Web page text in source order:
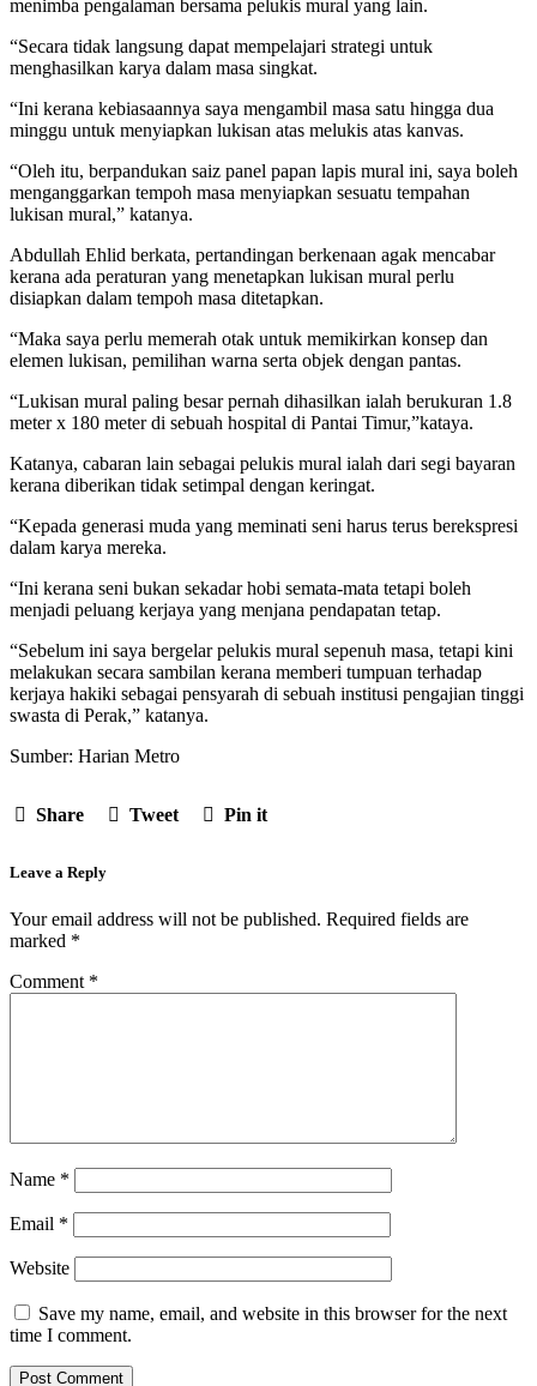
menimba pengalaman bersama pelukis mural yang lain.
“Secara tidak langsung dapat mempelajari strategi untuk
menghasilkan karya dalam masa singkat.
“Ini kerana kebiasaannya saya mengambil masa satu hingga dua
minggu untuk menyiapkan lukisan atas melukis atas kanvas.
“Oleh itu, berpandukan saiz panel papan lapis mural ini, saya boleh
menganggarkan tempoh masa menyiapkan sesuatu tempahan
lukisan mural,” katanya.
Abdullah Ehlid berkata, pertandingan berkenaan agak mencabar
kerana ada peraturan yang menetapkan lukisan mural perlu
disiapkan dalam tempoh masa ditetapkan.
“Maka saya perlu memerah otak untuk memikirkan konsep dan
elemen lukisan, pemilihan warna serta objek dengan pantas.
“Lukisan mural paling besar pernah dihasilkan ialah berukuran 1.8
meter x 180 meter di sebuah hospital di Pantai Timur,”kataya.
Katanya, cabaran lain sebagai pelukis mural ialah dari segi bayaran
kerana diberikan tidak setimpal dengan keringat.
“Kepada generasi muda yang meminati seni harus terus berekspresi
dalam karya mereka.
“Ini kerana seni bukan sekadar hobi semata-mata tetapi boleh
menjadi peluang kerjaya yang menjana pendapatan tetap.
“Sebelum ini saya bergelar pelukis mural sepenuh masa, tetapi kini
melakukan secara sambilan kerana memberi tumpuan terhadap
kerjaya hakiki sebagai pensyarah di sebuah institusi pengajian tinggi
swasta di Perak,” katanya.
Sumber: Harian Metro
Share Tweet Pin it
Leave a Reply
Your email address will not be published. Required fields are
marked *
Comment *
Name *
Email *
Website
Save my name, email, and website in this browser for the next
time I comment.